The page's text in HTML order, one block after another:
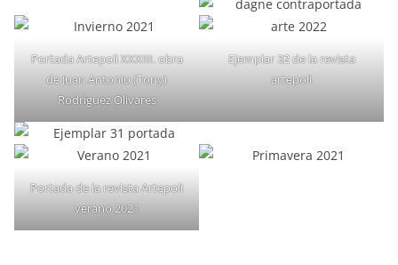
Portada Artepoli XXXIII. obra
de Juan Antonio (Tony)
Rodríguez Olivares
Ejemplar 32 de la revista
artepoli
Portada de la revista Artepoli
verano 2021